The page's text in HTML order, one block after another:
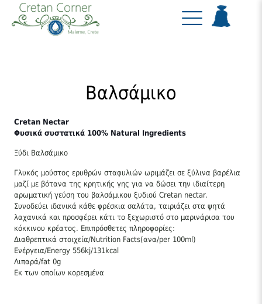
Βαλσάμικο
Cretan Nectar
Φυσικά συστατικά 100% Natural Ingredients
Ξύδι Βαλσάμικο
Γλυκός μούστος ερυθρών σταφυλιών ωριμάζει σε ξύλινα βαρέλια
μαζί με βότανα της κρητικής γης για να δώσει την ιδιαίτερη
αρωματική γεύση του βαλσάμικου ξυδιού Cretan nectar.
Συνοδεύει ιδανικά κάθε φρέσκια σαλάτα, ταιριάζει στα ψητά
λαχανικά και προσφέρει κάτι το ξεχωριστό στο μαρινάρισα του
κόκκινου κρέατος. Επιπρόσθετες πληροφορίες:
Διαθρεπτικά στοιχεία/Nutrition Facts(ανα/per 100ml)
Ενέργεια/Energy 556kj/131kcal
Λιπαρά/fat 0g
Εκ των οποίων κορεσμένα